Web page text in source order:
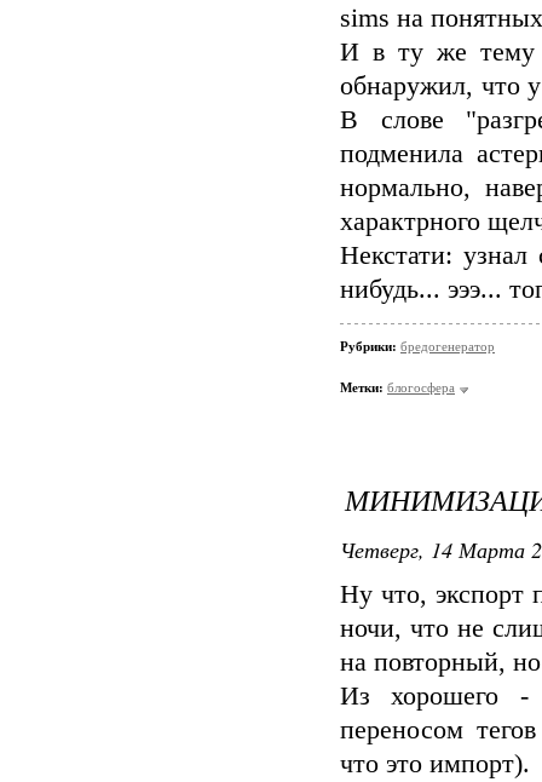
sims на
И в ту же тему
обнаружил, что
В слове
подменила
нормально,
характрного
Некстати: узнал
нибудь... эээ...
Рубрики: бредогенератор
Метки: блогосфера
Четверг, 14 Марта
Ну что, экспорт
ночи, что не
на повторный,
Из хорошего -
переносом
что это импорт).